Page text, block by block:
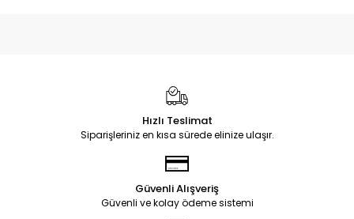
Hızlı Teslimat
Siparişleriniz en kısa sürede elinize ulaşır.
Güvenli Alışveriş
Güvenli ve kolay ödeme sistemi